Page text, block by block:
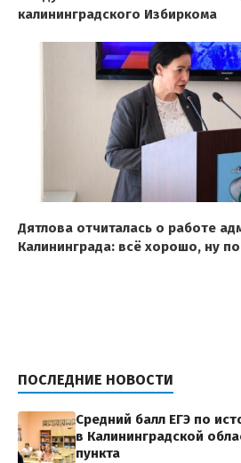
калининградского Избиркома
Дятлова отчиталась о работе
Калининграда: всё хорошо, ну
ПОСЛЕДНИЕ НОВОСТИ
Средний балл ЕГЭ по
в Калининградской
пункта